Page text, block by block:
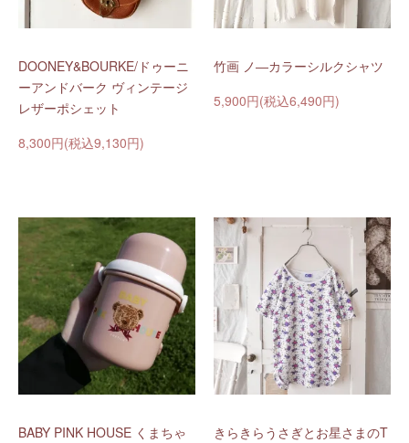
DOONEY&BOURKE/ドゥーニ
ーアンドバーク ヴィンテージ
レザーポシェット
8,300円(税込9,130円)
竹画 ノ―カラーシルクシャツ
5,900円(税込6,490円)
BABY PINK HOUSE くまちゃ
きらきらうさぎとお星さまのT